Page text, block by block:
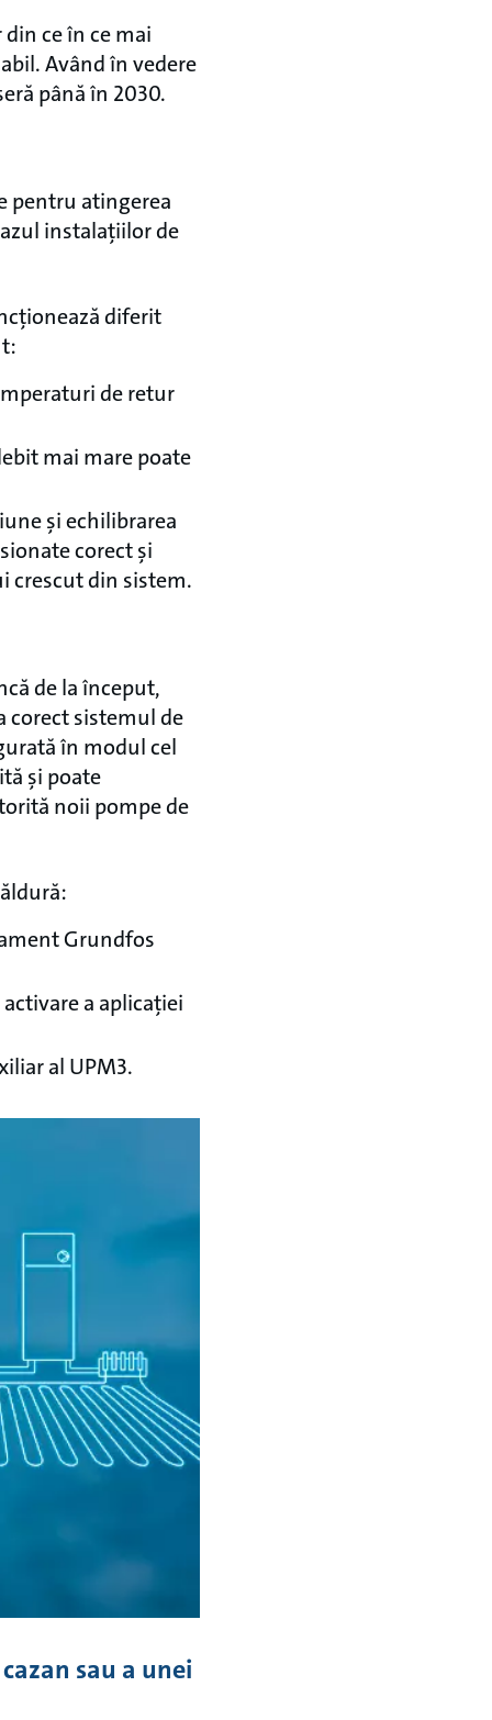
ce în ce mai
Având în vedere
până în 2030.
pentru atingerea
instalațiilor de
diferit
de retur
mai mare poate
și echilibrarea
corect și
crescut din sistem.
de la început,
corect sistemul de
în modul cel
și poate
noii pompe de
Grundfos
a aplicației
al UPM3.
sau a unei